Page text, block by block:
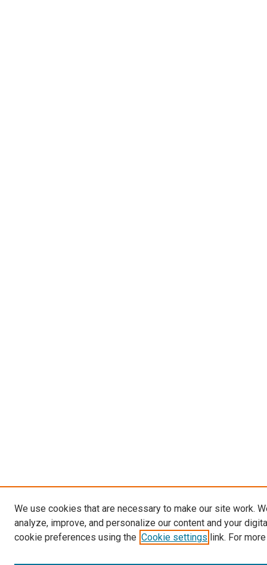
We use cookies that are necessary to make our site work.
analyze, improve, and personalize our content and your
cookie preferences using the Cookie settings link. For